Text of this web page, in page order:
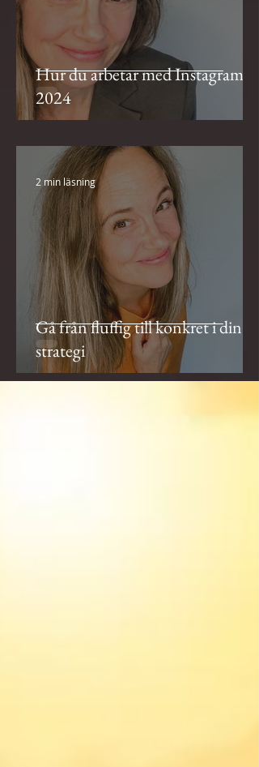
Hur du arbetar med Instagram
2024
Gå från fluffig till konkret i din
strategi
2 min läsning